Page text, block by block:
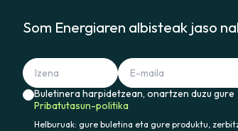
Som Energiaren albisteak jaso
Buletinera harpidetzean, onartzen duzu gure
Pribatutasun-politika
Helburuak: gure buletina eta gure produktu,